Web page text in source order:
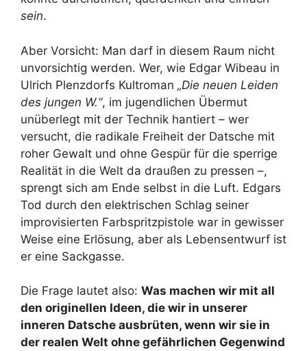
sein.
Aber Vorsicht: Man darf in diesem Raum nicht
unvorsichtig werden. Wer, wie Edgar Wibeau in
Ulrich Plenzdorfs Kultroman „Die neuen Leiden
des jungen W.“, im jugendlichen Übermut
unüberlegt mit der Technik hantiert – wer
versucht, die radikale Freiheit der Datsche mit
roher Gewalt und ohne Gespür für die sperrige
Realität in die Welt da draußen zu pressen –,
sprengt sich am Ende selbst in die Luft. Edgars
Tod durch den elektrischen Schlag seiner
improvisierten Farbspritzpistole war in gewisser
Weise eine Erlösung, aber als Lebensentwurf ist
er eine Sackgasse.
Die Frage lautet also: Was machen wir mit all
den originellen Ideen, die wir in unserer
inneren Datsche ausbrüten, wenn wir sie in
der realen Welt ohne gefährlichen Gegenwind